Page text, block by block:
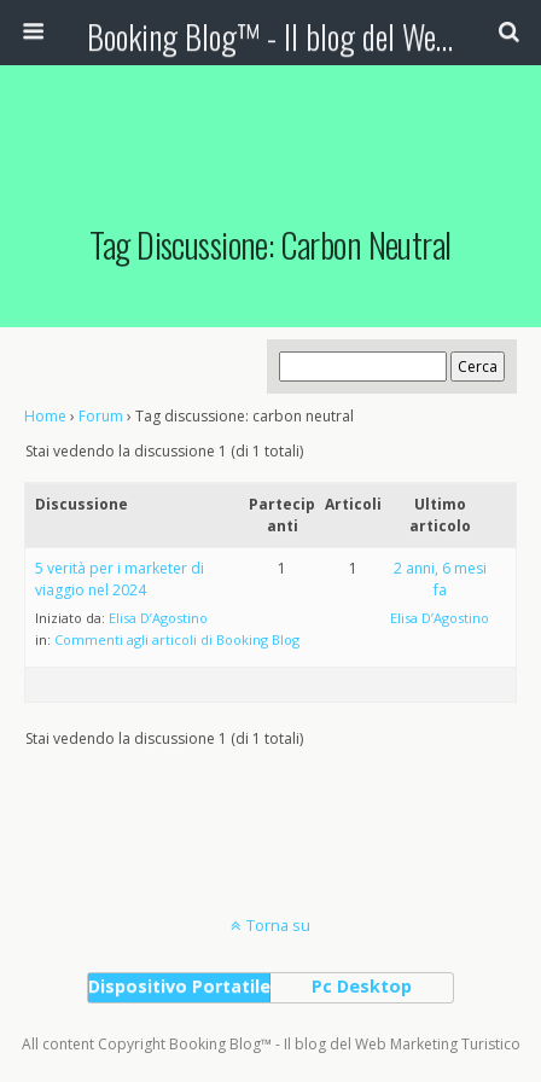
Booking Blog™ - Il blog del Web Marketing Turistico
Tag Discussione: Carbon Neutral
Home › Forum › Tag discussione: carbon neutral
Stai vedendo la discussione 1 (di 1 totali)
Discussione
Partecip
anti
Articoli
Ultimo
articolo
5 verità per i marketer di
viaggio nel 2024
Iniziato da: Elisa D’Agostino
in: Commenti agli articoli di Booking Blog
1 1
2 anni, 6 mesi
fa
Elisa D’Agostino
Stai vedendo la discussione 1 (di 1 totali)
Torna su
Dispositivo Portatile Pc Desktop
All content Copyright Booking Blog™ - Il blog del Web Marketing Turistico